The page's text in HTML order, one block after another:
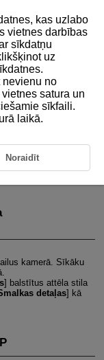
izmantošanai
kamerā. Sīkāku
] balstītus attēla stila
detaļas] kā
kas uzlabo
vietnes darbības
sīkdatņu
uz
nevienu no
satura un
sīkfaili.
laikā.
Noraidīt